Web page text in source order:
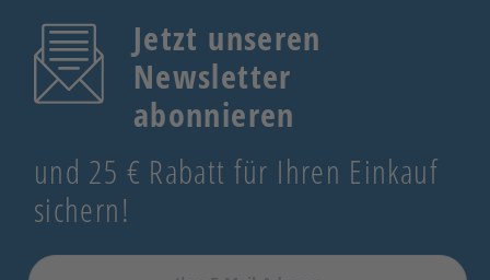
Jetzt unseren
Newsletter
abonnieren
und 25 € Rabatt für Ihren Einkauf
sichern!